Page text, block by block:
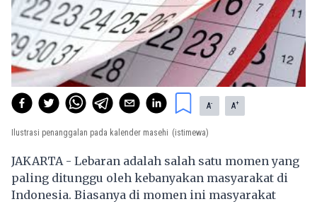
A- A+
Ilustrasi penanggalan pada kalender masehi (istimewa)
JAKARTA - Lebaran adalah salah satu momen yang
paling ditunggu oleh kebanyakan masyarakat di
Indonesia. Biasanya di momen ini masyarakat